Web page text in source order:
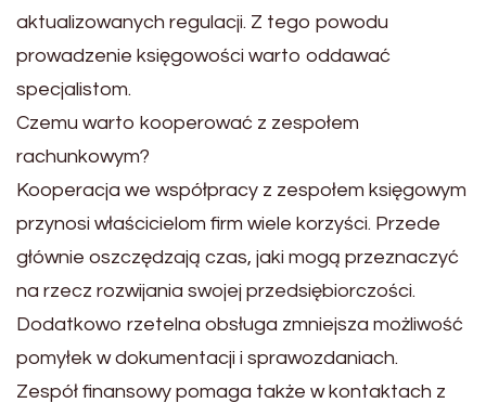
aktualizowanych regulacji. Z tego powodu
prowadzenie księgowości warto oddawać
specjalistom.
Czemu warto kooperować z zespołem
rachunkowym?
Kooperacja we współpracy z zespołem księgowym
przynosi właścicielom firm wiele korzyści. Przede
głównie oszczędzają czas, jaki mogą przeznaczyć
na rzecz rozwijania swojej przedsiębiorczości.
Dodatkowo rzetelna obsługa zmniejsza możliwość
pomyłek w dokumentacji i sprawozdaniach.
Zespół finansowy pomaga także w kontaktach z